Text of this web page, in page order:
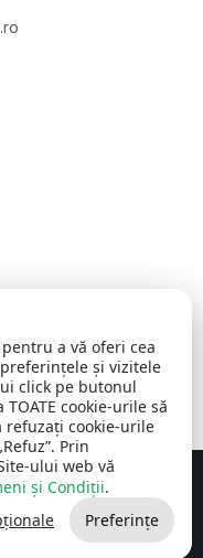
rezervate
Publice SRL
a vă oferi cea
și vizitele
click pe butonul
cookie-urile să
refuzați cookie-urile
Prin
ului web vă
și Condiții.
Preferințe